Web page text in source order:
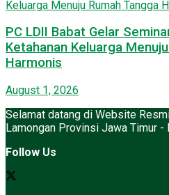
PC LDII Babat Gelar
Ketahanan Keluarga
Harmonis
August 1, 2026
Selamat datang di Website
Lamongan Provinsi Jawa Timur -
Follow Us